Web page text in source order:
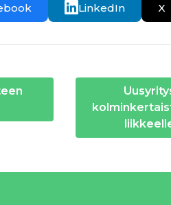
LinkedIn X